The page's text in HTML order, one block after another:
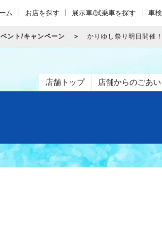
ム お店を探す 展示車/試乗車を探す 車
ント/キャンペーン かりゆし祭り明日開催
店舗トップ 店舗からのごあ